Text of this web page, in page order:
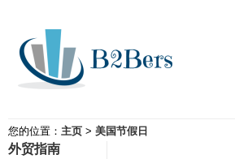
您的位置： 主页 > 美国节假日
外贸指南